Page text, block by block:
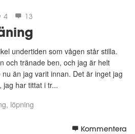
4 13
undertiden som vågen står stilla.
och tränade ben, och jag är helt
än jag varit innan. Det är inget jag
har tittat i tr...
löpning
Kommentera